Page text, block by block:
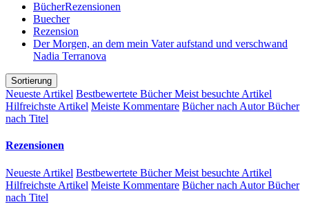
BücherRezensionen
Buecher
Rezension
Der Morgen, an dem mein Vater aufstand und verschwand
Nadia Terranova
Sortierung
Neueste Artikel Bestbewertete BücherMeist besuchte Artikel
Hilfreichste Artikel Meiste Kommentare Bücher nach AutorBücher
nach Titel
Rezensionen
Neueste Artikel Bestbewertete BücherMeist besuchte Artikel
Hilfreichste Artikel Meiste Kommentare Bücher nach AutorBücher
nach Titel